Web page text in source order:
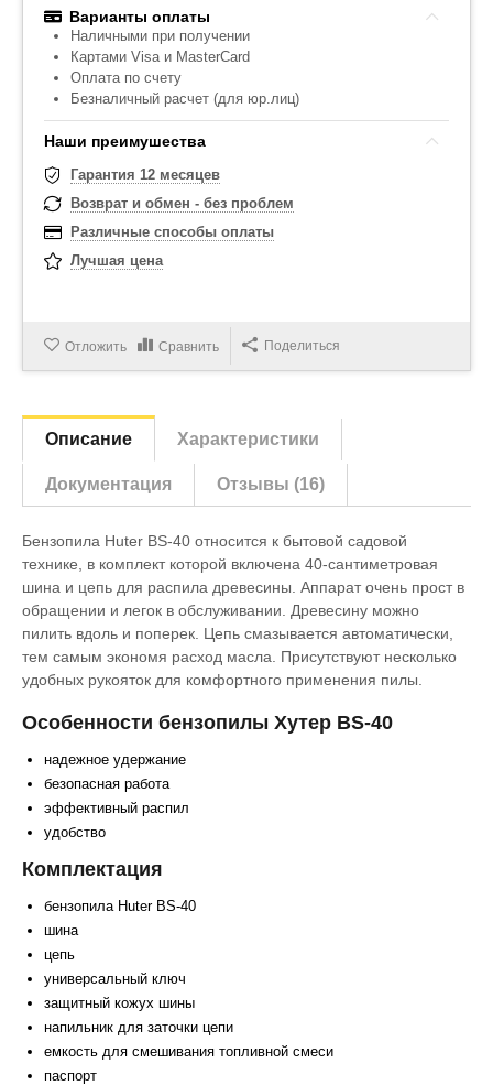
Варианты оплаты
Наличными при получении
Картами Visa и MasterCard
Оплата по счету
Безналичный расчет (для юр.лиц)
Наши преимушества
Гарантия 12 месяцев
Возврат и обмен - без проблем
Различные способы оплаты
Лучшая цена
Отложить Сравнить Поделиться
Описание Характеристики
Документация Отзывы (16)
Бензопила Huter BS-40 относится к бытовой садовой
технике, в комплект которой включена 40-сантиметровая
шина и цепь для распила древесины. Аппарат очень прост в
обращении и легок в обслуживании. Древесину можно
пилить вдоль и поперек. Цепь смазывается автоматически,
тем самым экономя расход масла. Присутствуют несколько
удобных рукояток для комфортного применения пилы.
Особенности бензопилы Хутер BS-40
надежное удержание
безопасная работа
эффективный распил
удобство
Комплектация
бензопила Huter BS-40
шина
цепь
универсальный ключ
защитный кожух шины
напильник для заточки цепи
емкость для смешивания топливной смеси
паспорт